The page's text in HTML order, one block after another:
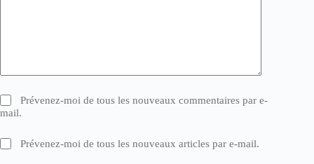
Prévenez-moi de tous les nouveaux commentaires par e-
mail.
Prévenez-moi de tous les nouveaux articles par e-mail.